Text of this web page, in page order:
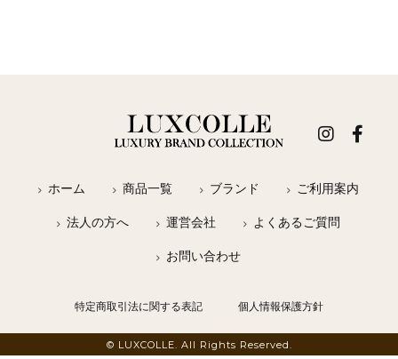
ホーム 商品一覧 ブランド ご利用案内
法人の方へ 運営会社 よくあるご質問
お問い合わせ
特定商取引法に関する表記 個人情報保護方針
© LUXCOLLE. All Rights Reserved.